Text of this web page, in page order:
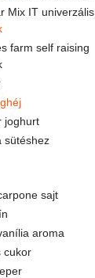
Mix IT univerzális
farm self raising
joghurt
sütéshez
sajt
aroma
cukor